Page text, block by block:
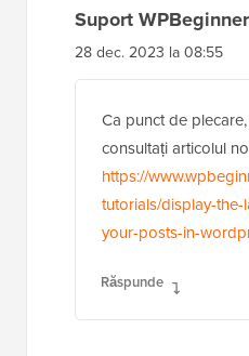
Suport WPBeginner
28 dec. 2023 la 08:55
Ca punct de
consultați articolul
https://
tutorials/display-
your-posts-in-
Răspunde